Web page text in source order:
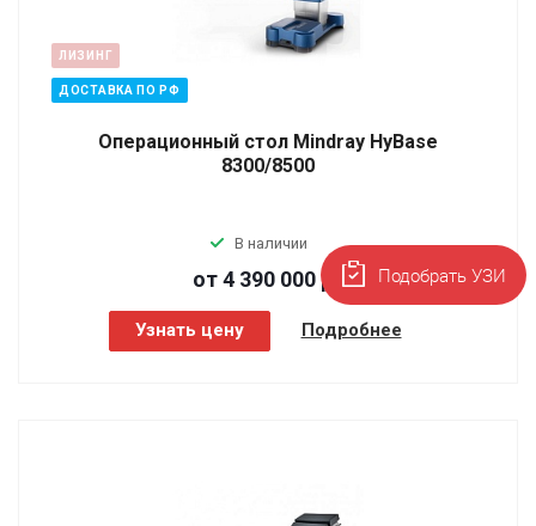
ЛИЗИНГ
ДОСТАВКА ПО РФ
Операционный стол Mindray HyBase
8300/8500
В наличии
от 4 390 000р.
Узнать цену Подробнее
Подобрать УЗИ